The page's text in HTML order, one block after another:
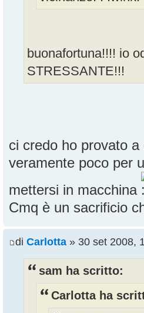
buonafortuna!!!! io
STRESSANTE!!!
ci credo ho provato
veramente poco per
mettersi in macchina
Cmq è un sacrificio
di Carlotta » 30 set 2008,
sam ha scritto:
Carlotta ha